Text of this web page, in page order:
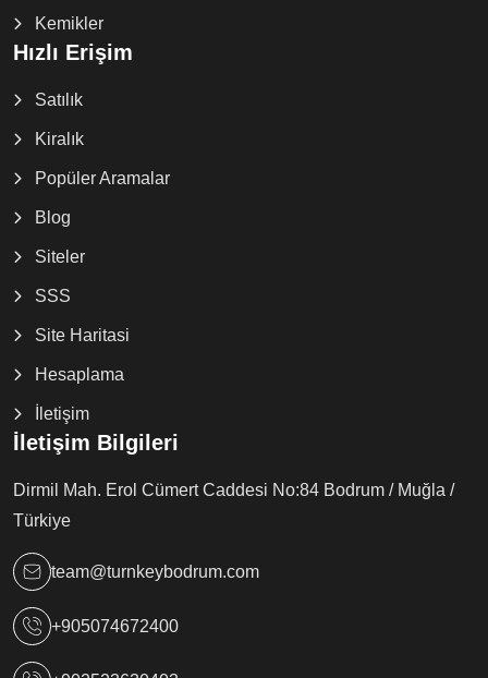
Kemikler
Hızlı Erişim
Satılık
Kiralık
Popüler Aramalar
Blog
Siteler
SSS
Site Haritasi
Hesaplama
İletişim
İletişim Bilgileri
Dirmil Mah. Erol Cümert Caddesi No:84 Bodrum / Muğla /
Türkiye
team@turnkeybodrum.com
+905074672400